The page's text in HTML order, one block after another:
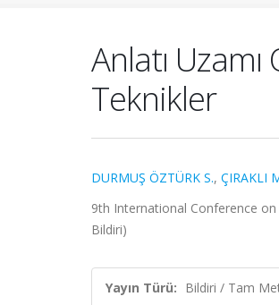
Anlatı
Teknikler
DURMUŞ ÖZTÜRK S., ÇIRAKLI
9th International Conference
Bildiri)
Yayın Türü: Bildiri / Tam